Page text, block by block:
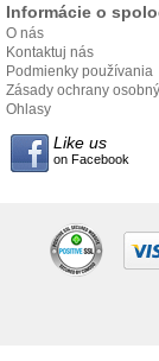
Informácie o
O nás
Kontaktuj nás
Podmienky používania
Zásady ochrany
údajov
Ohlasy
Like us
on Facebook